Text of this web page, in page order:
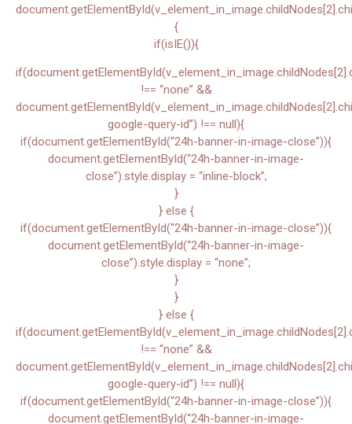
{
if(isIE()){
!== “none” &&
google-query-id”) !== null){
if(document.getElementById(“24h-banner-in-image-close”)){
document.getElementById(“24h-banner-in-image-
close”).style.display = “inline-block”;
}
} else {
if(document.getElementById(“24h-banner-in-image-close”)){
document.getElementById(“24h-banner-in-image-
close”).style.display = “none”;
}
}
} else {
!== “none” &&
google-query-id”) !== null){
if(document.getElementById(“24h-banner-in-image-close”)){
document.getElementById(“24h-banner-in-image-